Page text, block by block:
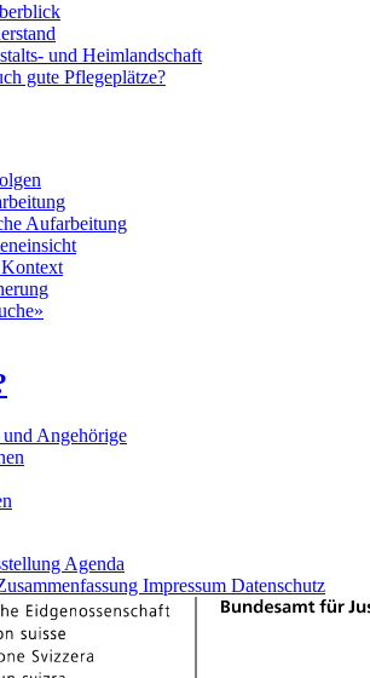
und Heimlandschaft
gute Pflegeplätze?
Aufarbeitung
Angehörige
Agenda
Impressum Datenschutz